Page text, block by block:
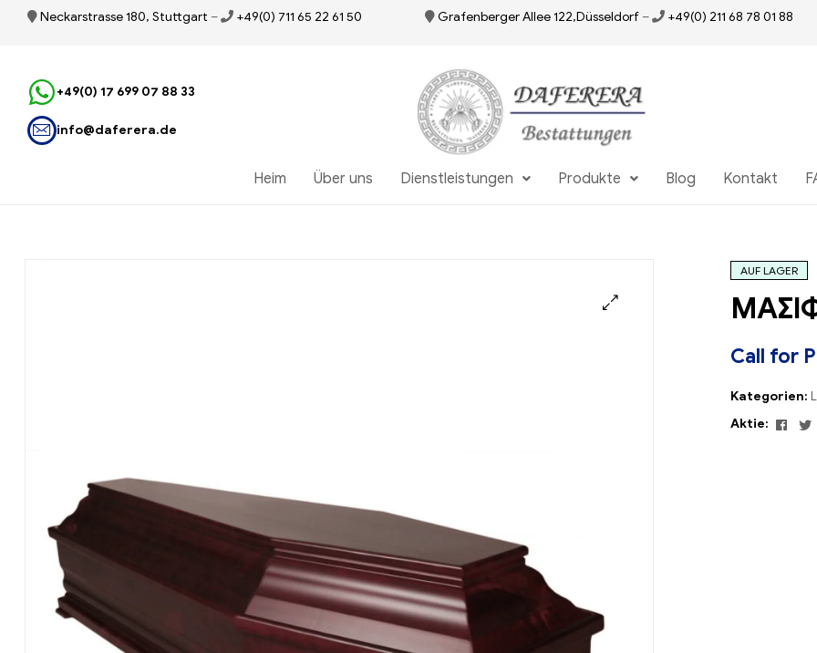
Neckarstrasse 180, Stuttgart – +49(0) 711 65 22 61 50 Grafenberger Allee 122,Düsseldorf – +49(0) 211 68 78 01 88
+49(0) 17 699 07 88 33
info@daferera.de
Heim Über uns Dienstleistungen Produkte Blog Kontakt
AUF LAGER
Call for
Kategorien:
Aktie: